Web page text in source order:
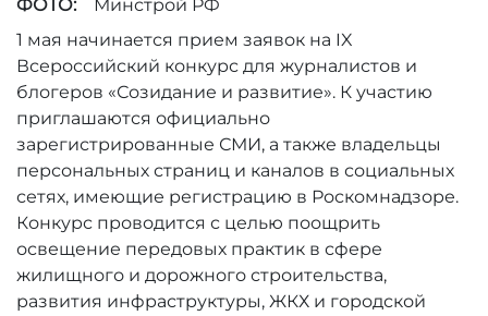
ФОТО:
Минстрой РФ
1 мая начинается прием заявок на IX
Всероссийский конкурс для журналистов и
блогеров «Созидание и развитие». К участию
приглашаются официально
зарегистрированные СМИ, а также владельцы
персональных страниц и каналов в социальных
сетях, имеющие регистрацию в Роскомнадзоре.
Конкурс проводится с целью поощрить
освещение передовых практик в сфере
жилищного и дорожного строительства,
развития инфраструктуры, ЖКХ и городской